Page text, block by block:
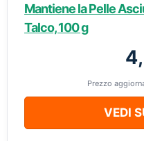
Mantiene la Pelle
Talco, 100 g
Prezzo
VEDI